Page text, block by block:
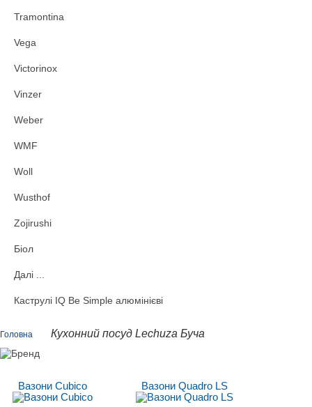
Tramontina
Vega
Victorinox
Vinzer
Weber
WMF
Woll
Wusthof
Zojirushi
Біол
Далі ...
Каструлі IQ Be Simple алюмінієві
Головна Кухонний посуд Lechuza Буча
Вазони Cubico Вазони Quadro LS